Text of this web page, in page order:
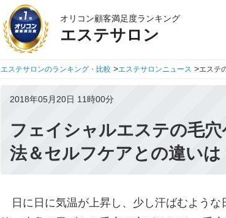
オリコン顧客満足度ランキング
エステサロン
エステサロンのランキング・比較 >エステサロンニュース >エステ
2018年05月20日 11時00分
フェイシャルエステの毛
法＆セルフケアとの違いは
日に日に気温が上昇し、少し汗ばむような